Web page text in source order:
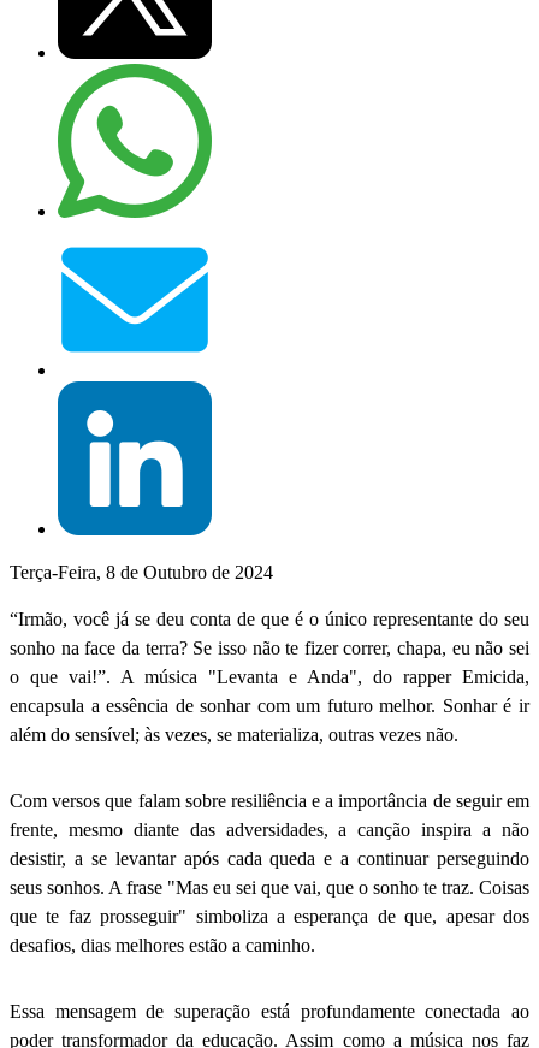
Terça-Feira, 8 de Outubro de 2024
“Irmão, você já se deu conta de que é o único representante do seu
sonho na face da terra? Se isso não te fizer correr, chapa, eu não sei
o que vai!”. A música "Levanta e Anda", do rapper Emicida,
encapsula a essência de sonhar com um futuro melhor. Sonhar é ir
além do sensível; às vezes, se materializa, outras vezes não.
Com versos que falam sobre resiliência e a importância de seguir em
frente, mesmo diante das adversidades, a canção inspira a não
desistir, a se levantar após cada queda e a continuar perseguindo
seus sonhos. A frase "Mas eu sei que vai, que o sonho te traz. Coisas
que te faz prosseguir" simboliza a esperança de que, apesar dos
desafios, dias melhores estão a caminho.
Essa mensagem de superação está profundamente conectada ao
poder transformador da educação. Assim como a música nos faz